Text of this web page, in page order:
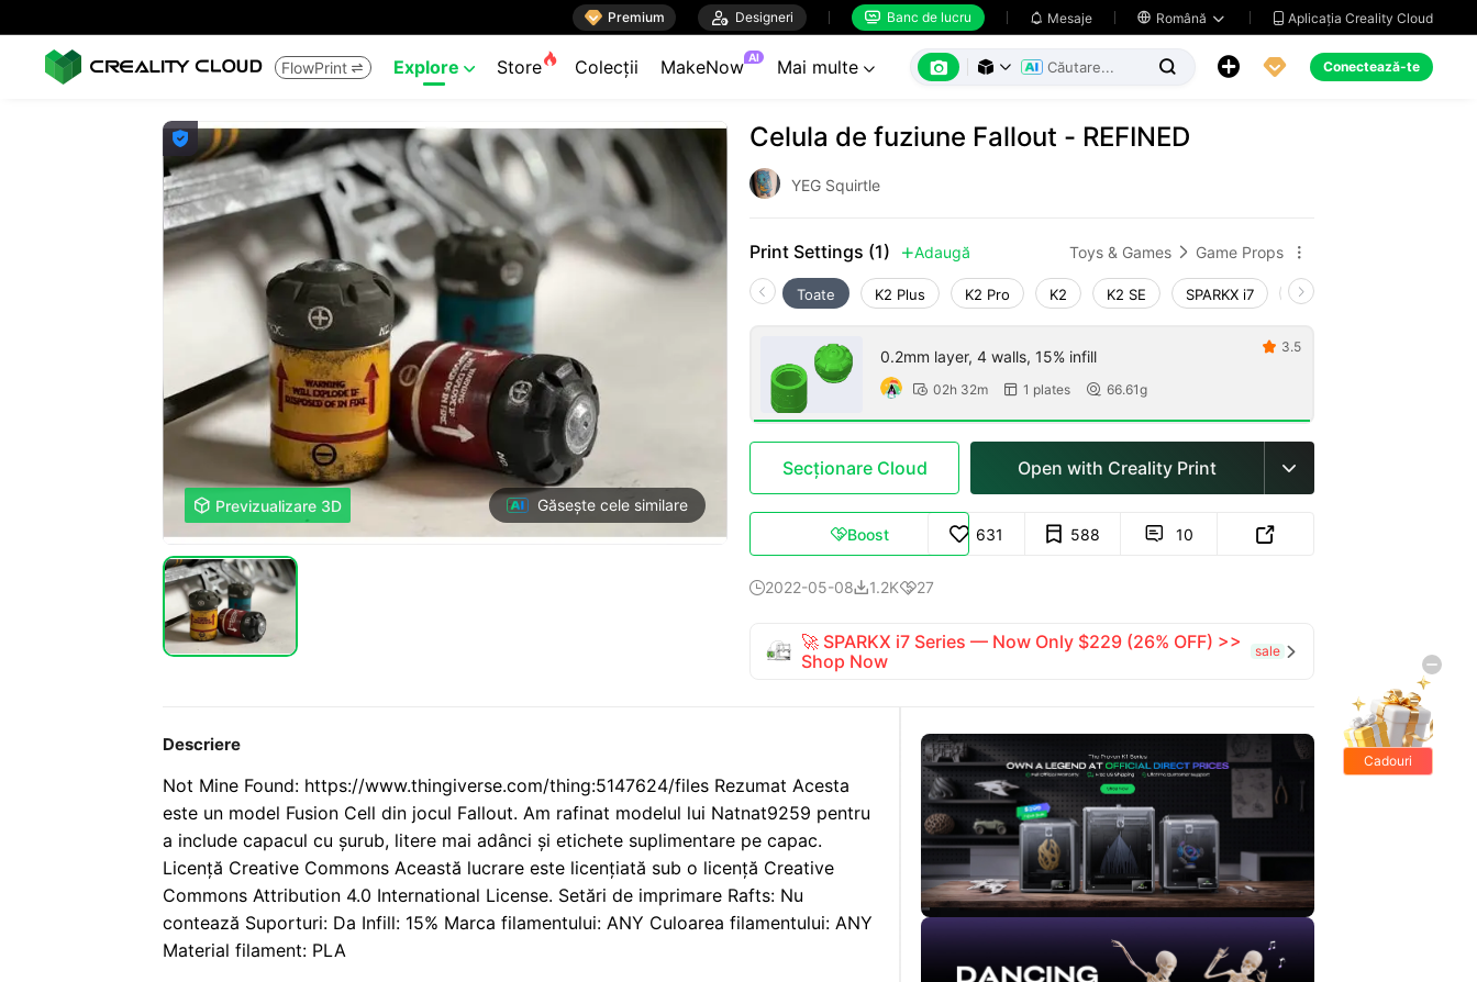
 Premium  Designeri  Banc de lucru  Mesaje  Română   Aplicația Creality Cloud
FlowPrint  Explore  Store Colecții MakeNow AI Mai multe        Conectează-te

 Previzualizare 3D Găsește cele similare
Celula de fuziune Fallout - REFINED
YEG Squirtle
Print Settings (1) Adaugă Toys & Games  Game Props 
Toate K2 Plus K2 Pro K2 K2 SE SPARKX i7 Creality Hi
0.2mm layer, 4 walls, 15% infill
 02h 32m  1 plates  66.61g
 3.5
Secționare Cloud Open with Creality Print 
Boost 631 588  10 
2022-05-081.2K27
🚀 SPARKX i7 Series — Now Only $229 (26% OFF) >>
Shop Now
sale 
Descriere
Not Mine Found: https://www.thingiverse.com/thing:5147624/files Rezumat Acesta
este un model Fusion Cell din jocul Fallout. Am rafinat modelul lui Natnat9259 pentru
a include capacul cu șurub, litere mai adânci și etichete suplimentare pe capac.
Licență Creative Commons Această lucrare este licențiată sub o licență Creative
Commons Attribution 4.0 International License. Setări de imprimare Rafts: Nu
contează Suporturi: Da Infill: 15% Marca filamentului: ANY Culoarea filamentului: ANY
Material filament: PLA
Cadouri